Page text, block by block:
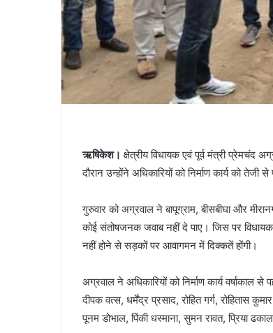
ऋषिकेश। क्षेत्रीय विधायक एवं पूर्व मंत्री प्रेमचंद
दौरान उन्होंने अधिकारियों को निर्माण कार्य को तेजी
गुरुवार को अग्रवाल ने बापूग्राम, बीसबीघा और
कोई संतोषजनक जवाब नहीं दे पाए। जिस पर विधायक
नहीं होने से सड़कों पर आवागमन में दिक्कतें होंगी।
अग्रवाल ने अधिकारियों को निर्माण कार्य
दीपक वत्स, धर्मेंद्र प्रसाद, रोहित गर्ग, रोहितास
पूनम डोभाल, पिंकी धस्माना, सुमन रावत, प्रिया